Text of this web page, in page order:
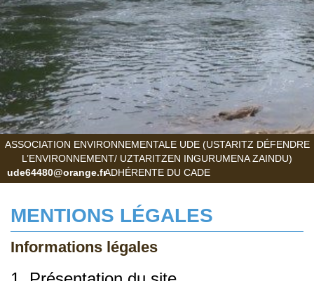
ASSOCIATION ENVIRONNEMENTALE UDE (USTARITZ DÉFENDRE
L’ENVIRONNEMENT/ UZTARITZEN INGURUMENA ZAINDU)
ADHÉRENTE DU CADE
ude64480@orange.fr
MENTIONS LÉGALES
Informations légales